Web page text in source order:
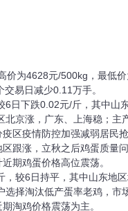
价为4628元/500kg，最低
易日减少0.11万手。
日下跌0.02元/斤，其中山
京涨，广东、上海稳；主
区疫情防控加强减弱居民
跟涨，立秋之后鸡蛋质量
期鸡蛋价格高位震荡。
较6日持平，其中山东地
择淘汰低产蛋率老鸡，市
淘鸡价格震荡为主。